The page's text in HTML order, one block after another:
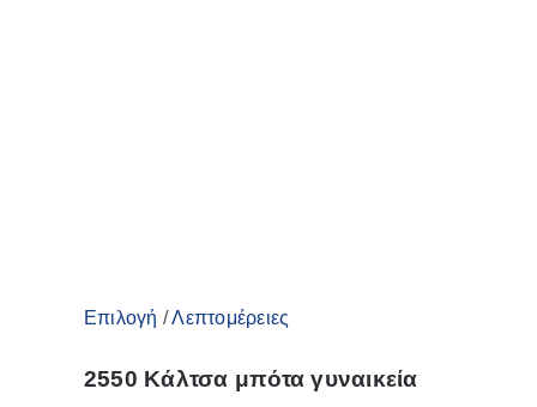
Επιλογή Αυτό
προϊόν
/Λεπτομέρειες
2550 Κάλτσα μπότα γυναικεία